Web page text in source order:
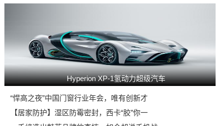
Hyperion XP-1氢动力超级汽车
“悍高之夜”中国门窗行业年会，唯有创新才
【居家防护】湿区防霉密封，西卡“胶”你一